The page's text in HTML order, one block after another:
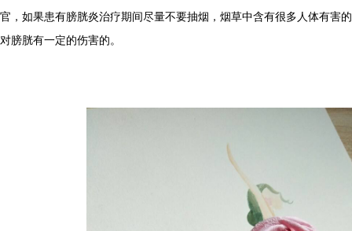
官，如果患有膀胱炎治疗期间尽量不要抽烟，烟草中含有很多人体有害
对膀胱有一定的伤害的。